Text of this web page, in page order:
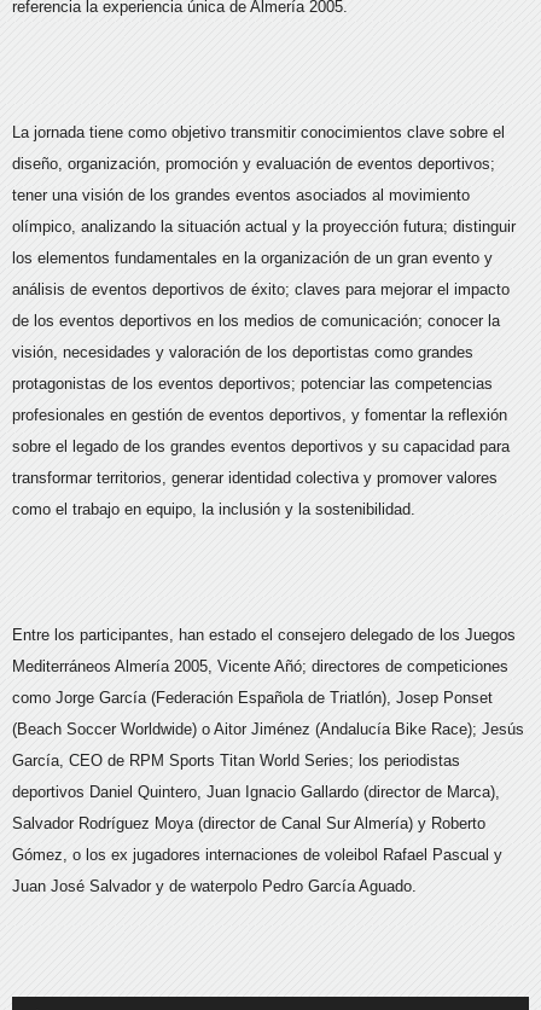
referencia la experiencia única de Almería 2005.
La jornada tiene como objetivo transmitir conocimientos clave sobre el
diseño, organización, promoción y evaluación de eventos deportivos;
tener una visión de los grandes eventos asociados al movimiento
olímpico, analizando la situación actual y la proyección futura; distinguir
los elementos fundamentales en la organización de un gran evento y
análisis de eventos deportivos de éxito; claves para mejorar el impacto
de los eventos deportivos en los medios de comunicación; conocer la
visión, necesidades y valoración de los deportistas como grandes
protagonistas de los eventos deportivos; potenciar las competencias
profesionales en gestión de eventos deportivos, y fomentar la reflexión
sobre el legado de los grandes eventos deportivos y su capacidad para
transformar territorios, generar identidad colectiva y promover valores
como el trabajo en equipo, la inclusión y la sostenibilidad.
Entre los participantes, han estado el consejero delegado de los Juegos
Mediterráneos Almería 2005, Vicente Añó; directores de competiciones
como Jorge García (Federación Española de Triatlón), Josep Ponset
(Beach Soccer Worldwide) o Aitor Jiménez (Andalucía Bike Race); Jesús
García, CEO de RPM Sports Titan World Series; los periodistas
deportivos Daniel Quintero, Juan Ignacio Gallardo (director de Marca),
Salvador Rodríguez Moya (director de Canal Sur Almería) y Roberto
Gómez, o los ex jugadores internaciones de voleibol Rafael Pascual y
Juan José Salvador y de waterpolo Pedro García Aguado.